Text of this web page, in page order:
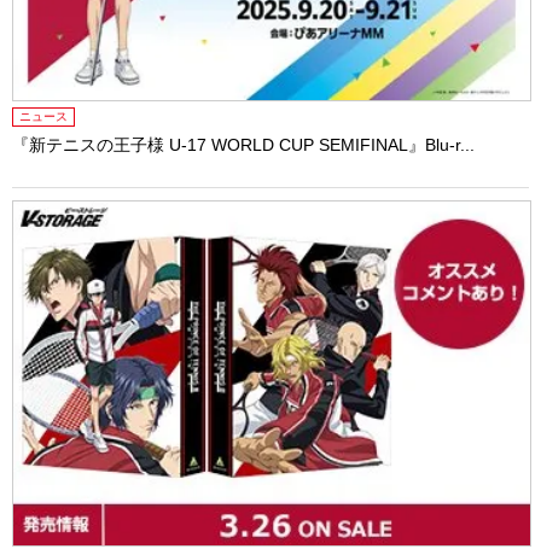
ニュース
『新テニスの王子様 U-17 WORLD CUP SEMIFINAL』Blu-r...